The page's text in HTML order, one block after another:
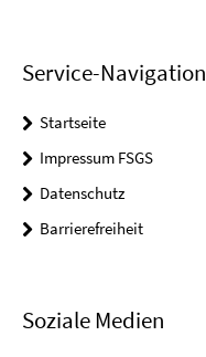
Service-Navigation
Startseite
Impressum FSGS
Datenschutz
Barrierefreiheit
Soziale Medien